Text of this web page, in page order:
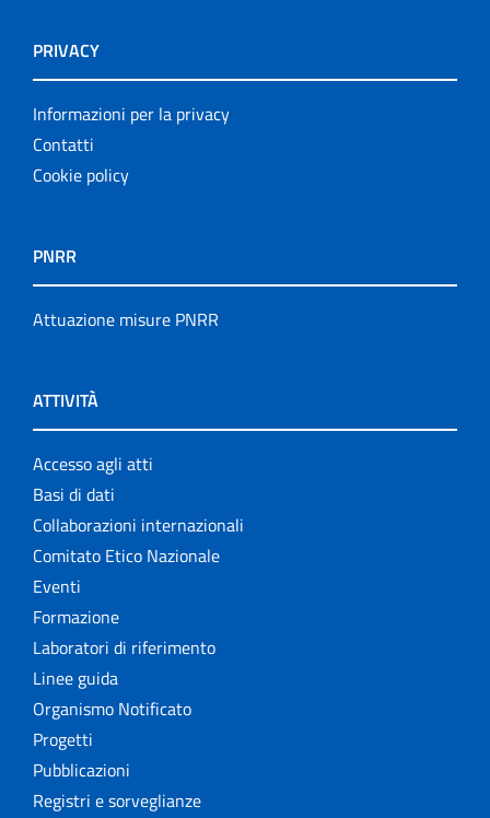
PRIVACY
Informazioni per la privacy
Contatti
Cookie policy
PNRR
Attuazione misure PNRR
ATTIVITÀ
Accesso agli atti
Basi di dati
Collaborazioni internazionali
Comitato Etico Nazionale
Eventi
Formazione
Laboratori di riferimento
Linee guida
Organismo Notificato
Progetti
Pubblicazioni
Registri e sorveglianze